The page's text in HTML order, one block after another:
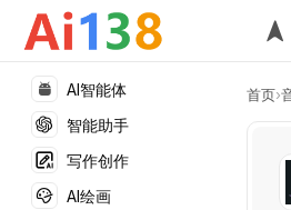
AI智能体
智能助手
写作创作
AI绘画
首页›